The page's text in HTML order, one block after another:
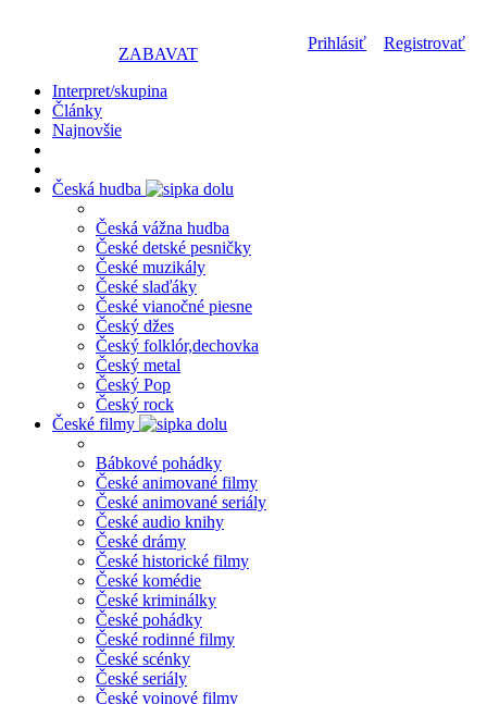
Prihlásiť Registrovať
ZABAVAT
Interpret/skupina
Články
Najnovšie
Česká hudba
Česká vážna hudba
České detské pesničky
České muzikály
České slaďáky
České vianočné piesne
Český džes
Český folklór,dechovka
Český metal
Český Pop
Český rock
České filmy
Bábkové pohádky
České animované filmy
České animované seriály
České audio knihy
České drámy
České historické filmy
České komédie
České kriminálky
České pohádky
České rodinné filmy
České scénky
České seriály
České vojnové filmy